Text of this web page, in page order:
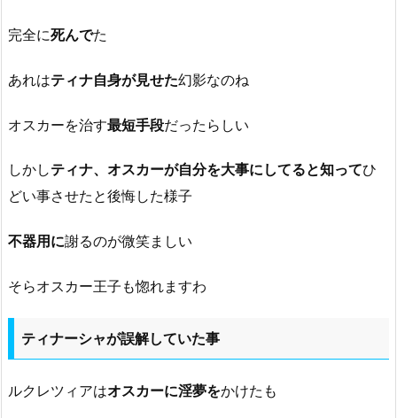
完全に死んでた
あれはティナ自身が見せた幻影なのね
オスカーを治す最短手段だったらしい
しかしティナ、オスカーが自分を大事にしてると知ってひ
どい事させたと後悔した様子
不器用に謝るのが微笑ましい
そらオスカー王子も惚れますわ
ティナーシャが誤解していた事
ルクレツィアはオスカーに淫夢をかけたも